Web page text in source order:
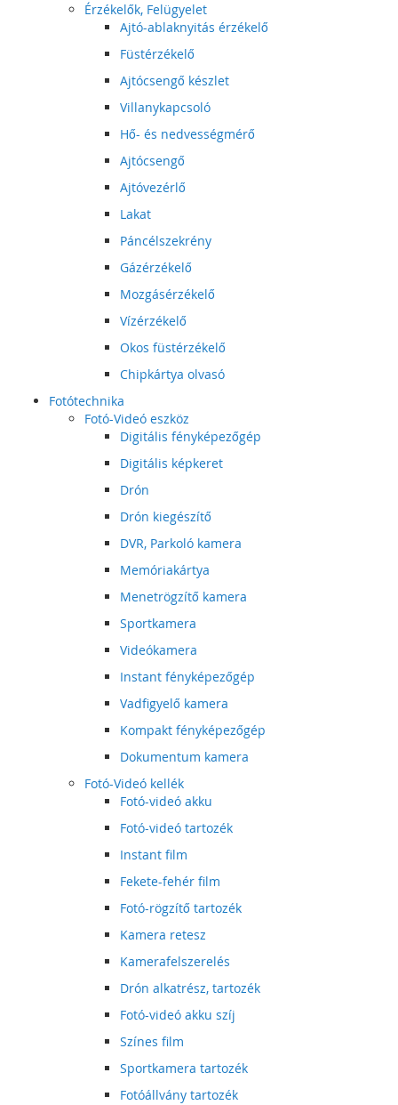
Érzékelők, Felügyelet
Ajtó-ablaknyitás érzékelő
Füstérzékelő
Ajtócsengő készlet
Villanykapcsoló
Hő- és nedvességmérő
Ajtócsengő
Ajtóvezérlő
Lakat
Páncélszekrény
Gázérzékelő
Mozgásérzékelő
Vízérzékelő
Okos füstérzékelő
Chipkártya olvasó
Fotótechnika
Fotó-Videó eszköz
Digitális fényképezőgép
Digitális képkeret
Drón
Drón kiegészítő
DVR, Parkoló kamera
Memóriakártya
Menetrögzítő kamera
Sportkamera
Videókamera
Instant fényképezőgép
Vadfigyelő kamera
Kompakt fényképezőgép
Dokumentum kamera
Fotó-Videó kellék
Fotó-videó akku
Fotó-videó tartozék
Instant film
Fekete-fehér film
Fotó-rögzítő tartozék
Kamera retesz
Kamerafelszerelés
Drón alkatrész, tartozék
Fotó-videó akku szíj
Színes film
Sportkamera tartozék
Fotóállvány tartozék